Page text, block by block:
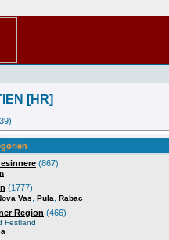
[HR]
(867)
(1777)
Vas Pula Rabac
Region (466)
Festland